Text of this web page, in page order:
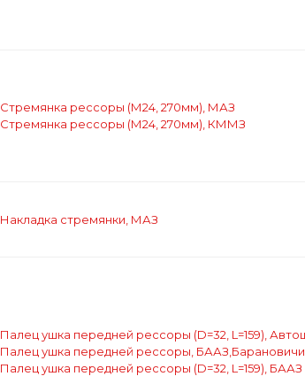
Стремянка рессоры (М24, 270мм), МАЗ
Стремянка рессоры (М24, 270мм), КММЗ
Накладка стремянки, МАЗ
Палец ушка передней рессоры (D=32, L=159),
Палец ушка передней рессоры, БААЗ,Барановичи
Палец ушка передней рессоры (D=32, L=159), БААЗ